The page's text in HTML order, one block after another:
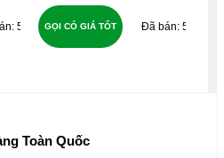
51 58
GỌI CÓ GIÁ TỐT
Toàn Quốc